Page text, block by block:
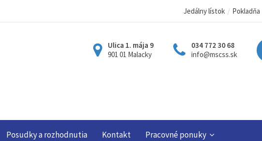
Jedálny lístok Pokladňa
Ulica 1. mája 9
901 01 Malacky
034 772 30 68
info@mscss.sk
Posudky a rozhodnutia Kontakt Pracovné ponuky